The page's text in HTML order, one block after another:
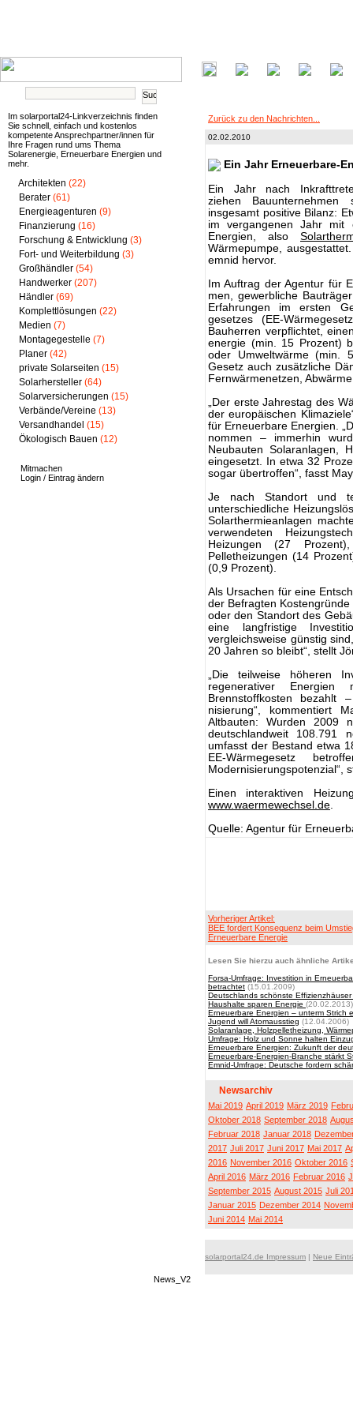
Im solarportal24-Linkverzeichnis finden
Sie schnell, einfach und kostenlos
kompetente Ansprechpartner/innen für
Ihre Fragen rund ums Thema
Solarenergie, Erneuerbare Energien und
mehr.
Architekten (22)
Berater (61)
Energieagenturen (9)
Finanzierung (16)
Forschung & Entwicklung (3)
Fort- und Weiterbildung (3)
Großhändler (54)
Handwerker (207)
Händler (69)
Komplettlösungen (22)
Medien (7)
Montagegestelle (7)
Planer (42)
private Solarseiten (15)
Solarhersteller (64)
Solarversicherungen (15)
Verbände/Vereine (13)
Versandhandel (15)
Ökologisch Bauen (12)
Mitmachen
Login / Eintrag ändern
Zurück zu den Nachrichten...
02.02.2010
Ein Jahr Erneuerbare-
Ein Jahr nach
ziehen
insgesamt positive Bilanz:
im vergangenen Jahr mit
Energien, also
Wärmepumpe,
emnid hervor.
Im Auftrag der Agentur für
men, gewerbliche
Erfahrungen im ersten
gesetzes (EE-
Bauherren verpflichtet,
energie (min. 15 Prozent)
oder Umweltwärme (min.
Gesetz auch zusätzliche
Fernwärmenetzen,
„Der erste Jahrestag des
der europäischen
für Erneuerbare Energien.
nommen – immerhin
Neubauten Solaranlagen,
eingesetzt. In etwa 32
sogar übertroffen“, fasst
Je nach Standort und
unterschied­liche
Solar­thermie­­­­anlagen
verwendeten
Heizungen (27
Pelletheizungen (14
(0,9 Prozent).
Als Ursachen für eine
der Befragten
oder den Standort des
eine langfristige
vergleichsweise günstig
20 Jahren so bleibt“, stellt
„Die teilweise höheren
regenerativer
Brennstoffkosten
nisierung“, kommentiert
Altbauten: Wurden 2009
deutschlandweit 108.791
umfasst der Bestand etwa
EE-Wärmegesetz
Modernisierungspotenzial“,
Einen interaktiven
www.waermewechsel.de.
Quelle: Agentur für
Vorheriger Artikel:
BEE fordert Konsequenz beim
Erneuerbare Energie
Lesen Sie hierzu auch ähnliche
Forsa-Umfrage: Investition in
betrachtet (15.01.2009)
Deutschlands schönste
Haushalte sparen Energie (20.02.2013)
Erneuerbare Energien – unterm Strich
Jugend will Atomausstieg (12.04.2006)
Solaranlage, Holzpelletheizung,
Umfrage: Holz und Sonne halten
Erneuerbare Energien: Zukunft der
Erneuerbare-Energien-Branche stärkt
Emnid-Umfrage: Deutsche fordern
Newsarchiv
Mai 2019 April 2019 März 2019
Oktober 2018 September 2018
Februar 2018 Januar 2018
2017 Juli 2017 Juni 2017 Mai 2017
2016 November 2016 Oktober 2016
April 2016 März 2016 Februar 2016
September 2015 August 2015 Juli
Januar 2015 Dezember 2014
Juni 2014 Mai 2014
solarportal24.de Impressum | Neue
News_V2